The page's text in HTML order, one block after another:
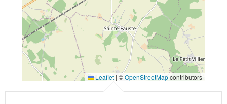
Leaflet | ©OpenStreetMapcontributors